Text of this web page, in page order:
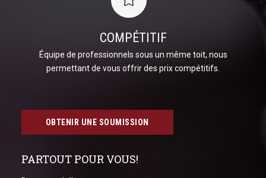
COMPÉTITIF
Équipe de professionnels sous un même toit, nous
permettant de vous offrir des prix compétitifs.
OBTENIR UNE SOUMISSION
PARTOUT POUR VOUS!